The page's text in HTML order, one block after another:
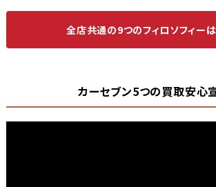
全店共通の9つのフィロソフィー
カーセブン5つの買取安心